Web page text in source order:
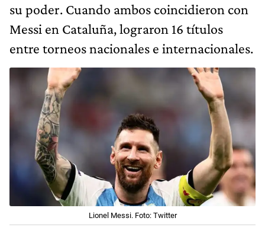
su poder. Cuando ambos coincidieron con
Messi en Cataluña, lograron 16 títulos
entre torneos nacionales e internacionales.
Lionel Messi. Foto: Twitter